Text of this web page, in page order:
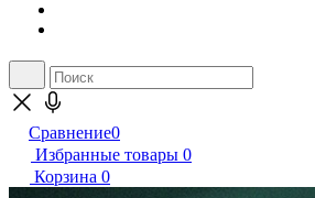
Сравнение0
Избранные товары 0
Корзина 0